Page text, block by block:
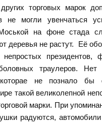
торговых марок
не могли увенчаться
на фоне стада
деревья не растут. Её
президентов,
траулеров. Нет
не познало бы
такой великолепной
марки. При
радуются, автомобили